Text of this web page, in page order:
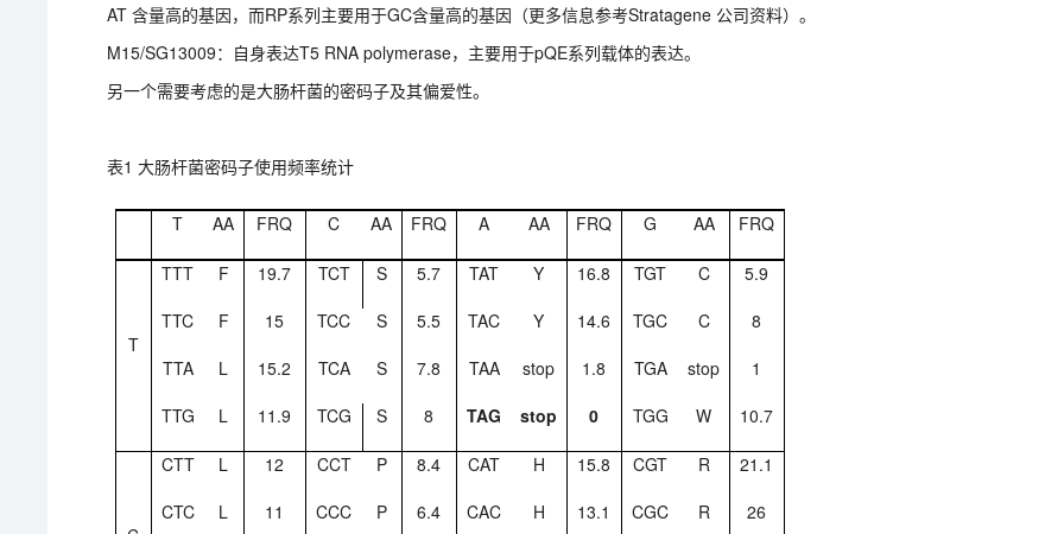
AT 含量高的基因，而RP系列主要用于GC含量高的基因（更多信息参考Stratagene 公司资料）。
M15/SG13009：自身表达T5 RNA polymerase，主要用于pQE系列载体的表达。
另一个需要考虑的是大肠杆菌的密码子及其偏爱性。
表1 大肠杆菌密码子使用频率统计
T AA FRQ C AA FRQ A AA FRQ G AA FRQ
T
TTT F 19.7 TCT S 5.7 TAT Y 16.8 TGT C
5.9
TTC
F 15 TCC S 5.5 TAC Y 14.6 TGC C
8
TTA
L 15.2 TCA S 7.8 TAA stop 1.8 TGA stop
1
TTG
L 11.9 TCG S 8 TAG stop 0 TGG W 10.7
CTT L 12 CCT P 8.4 CAT H 15.8 CGT R
21.1
CTC
L 11 CCC P 6.4 CAC H 13.1 CGC R 26